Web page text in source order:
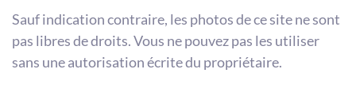
Sauf indication contraire, les photos de ce site ne sont
pas libres de droits. Vous ne pouvez pas les utiliser
sans une autorisation écrite du propriétaire.